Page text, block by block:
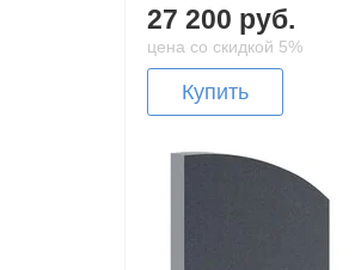
27 200 руб.
цена со скидкой 5%
Купить